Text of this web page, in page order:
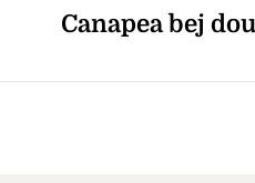
Canapea bej